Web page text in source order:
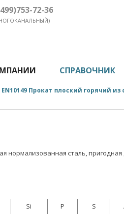
72-36
СПРАВОЧНИК
EN10149 Прокат плоский горячий
нормализованная сталь,
Si
P
S